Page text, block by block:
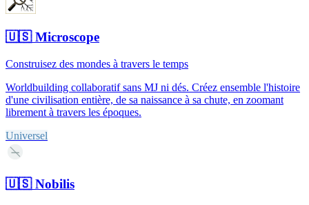
🇺🇸Microscope
Construisez des mondes à travers le temps
Worldbuilding collaboratif sans MJ ni dés. Créez ensemble l'histoire
d'une civilisation entière, de sa naissance à sa chute, en zoomant
librement à travers les époques.
Universel
—
🇺🇸Nobilis